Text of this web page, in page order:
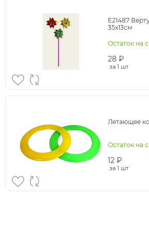
E21487 Вертушка. Размер:
35х13см
Остаток на
28 ₽
за 1 шт
Летающее
Остаток на
12 ₽
за 1 шт